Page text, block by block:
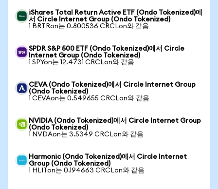
iShares Total Return Active ETF (Ondo Tokenized)에
서 Circle Internet Group (Ondo Tokenized)
1 BRTRon는 0.800536 CRCLon와 같음
SPDR S&P 500 ETF (Ondo Tokenized)에서 Circle
Internet Group (Ondo Tokenized)
1 SPYon는 12.4731 CRCLon와 같음
CEVA (Ondo Tokenized)에서 Circle Internet Group
(Ondo Tokenized)
1 CEVAon는 0.549655 CRCLon와 같음
NVIDIA (Ondo Tokenized)에서 Circle Internet Group
(Ondo Tokenized)
1 NVDAon는 3.5349 CRCLon와 같음
Harmonic (Ondo Tokenized)에서 Circle Internet
Group (Ondo Tokenized)
1 HLITon는 0.194663 CRCLon와 같음